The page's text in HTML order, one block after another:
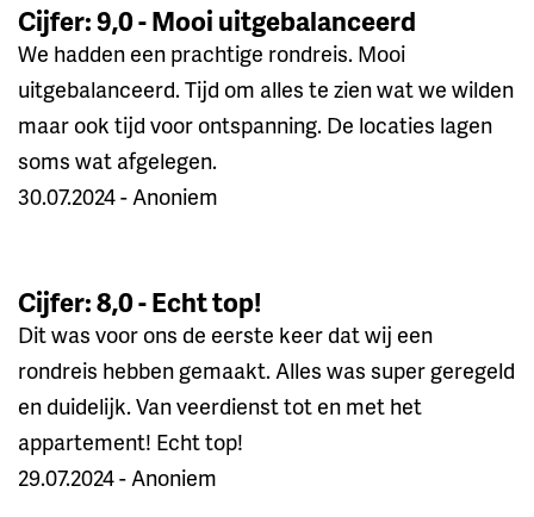
Cijfer: 9,0 - Mooi uitgebalanceerd
We hadden een prachtige rondreis. Mooi
uitgebalanceerd. Tijd om alles te zien wat we wilden
maar ook tijd voor ontspanning. De locaties lagen
soms wat afgelegen.
30.07.2024 - Anoniem
Cijfer: 8,0 - Echt top!
Dit was voor ons de eerste keer dat wij een
rondreis hebben gemaakt. Alles was super geregeld
en duidelijk. Van veerdienst tot en met het
appartement! Echt top!
29.07.2024 - Anoniem